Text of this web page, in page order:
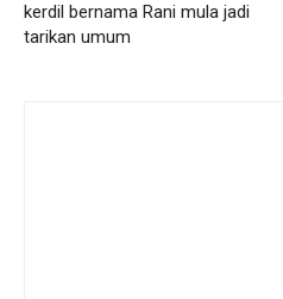
kerdil bernama Rani mula jadi
tarikan umum